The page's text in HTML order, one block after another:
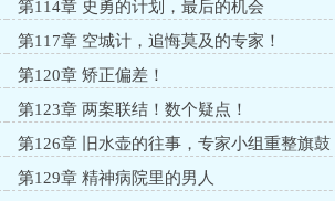
第114章 史勇的计划，最后的机会
第117章 空城计，追悔莫及的专家！
第120章 矫正偏差！
第123章 两案联结！数个疑点！
第126章 旧水壶的往事，专家小组重整旗鼓
第129章 精神病院里的男人